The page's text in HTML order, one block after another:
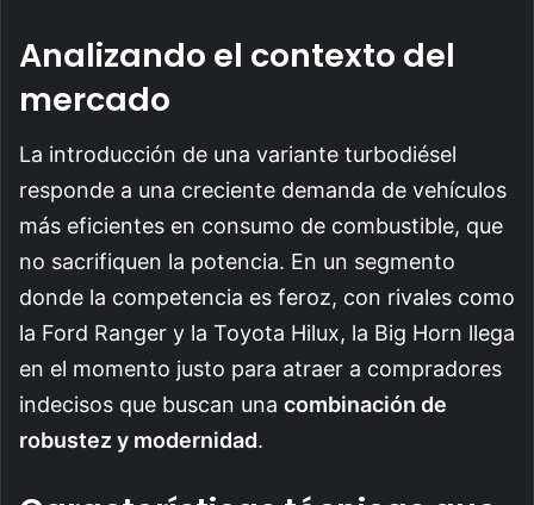
Analizando el contexto del
mercado
La introducción de una variante turbodiésel
responde a una creciente demanda de vehículos
más eficientes en consumo de combustible, que
no sacrifiquen la potencia. En un segmento
donde la competencia es feroz, con rivales como
la Ford Ranger y la Toyota Hilux, la Big Horn llega
en el momento justo para atraer a compradores
indecisos que buscan una combinación de
robustez y modernidad.